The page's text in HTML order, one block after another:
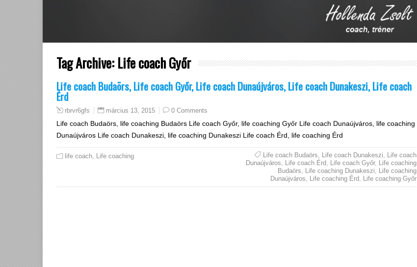
Tag Archive: Life coach Győr
Life coach Budaörs, Life coach Győr, Life coach Dunaújváros, Life coach Dunakeszi, Life coach
Érd
rbrvr6gfs március 13, 2015 0 Comments
Life coach Budaörs, life coaching Budaörs Life coach Győr, life coaching Győr Life coach Dunaújváros, life coaching
Dunaújváros Life coach Dunakeszi, life coaching Dunakeszi Life coach Érd, life coaching Érd
life coach, Life coaching Life coach Budaörs, Life coach Dunakeszi, Life coach
Dunaújváros, Life coach Érd, Life coach Győr, Life coaching
Budaörs, Life coaching Dunakeszi, Life coaching
Dunaújváros, Life coaching Érd, Life coaching Győr